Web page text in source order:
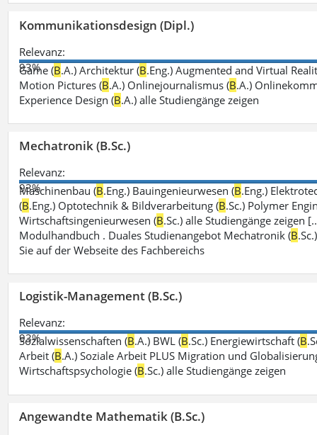
Kommunikationsdesign (Dipl.)
Relevanz:
93%
Game (B.A.) Architektur (B.Eng.) Augmented and Virtual
Motion Pictures (B.A.) Onlinejournalismus (B.A.)
Experience Design (B.A.) alle Studiengänge zeigen
Mechatronik (B.Sc.)
Relevanz:
93%
Maschinenbau (B.Eng.) Bauingenieurwesen (B.Eng.)
(B.Eng.) Optotechnik & Bildverarbeitung (B.Sc.) Polymer
Wirtschaftsingenieurwesen (B.Sc.) alle Studiengänge zeigen
Modulhandbuch . Duales Studienangebot Mechatronik (B
Sie auf der Webseite des Fachbereichs
Logistik-Management (B.Sc.)
Relevanz:
93%
Sozialwissenschaften (B.A.) BWL (B.Sc.) Energiewirtschaft (B
Arbeit (B.A.) Soziale Arbeit PLUS Migration und
Wirtschaftspsychologie (B.Sc.) alle Studiengänge zeigen
Angewandte Mathematik (B.Sc.)